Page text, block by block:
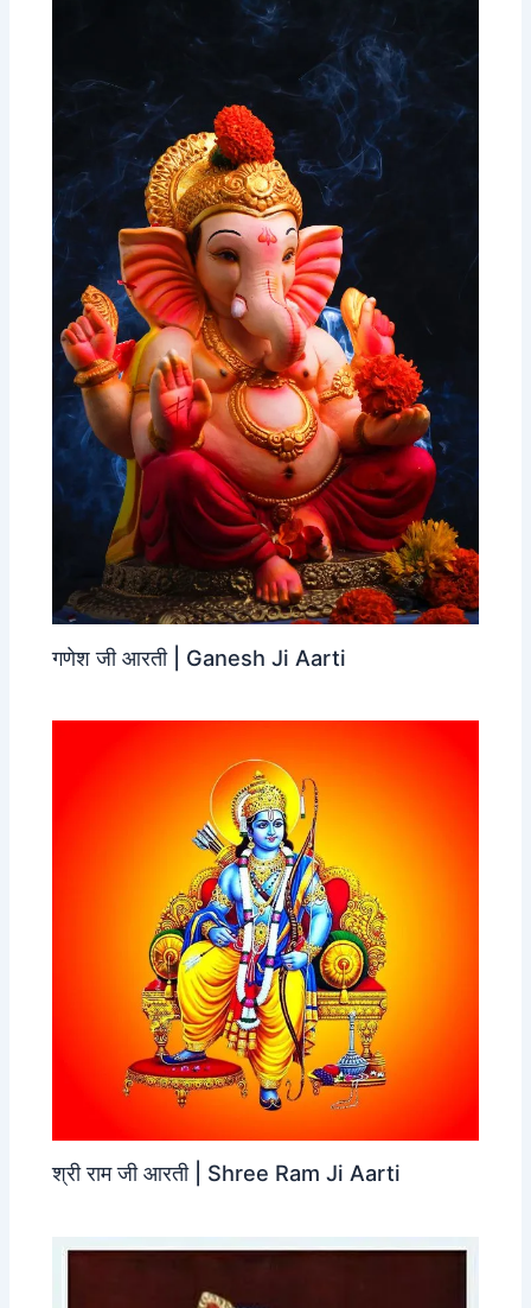
गणेश जी आरती | Ganesh Ji Aarti
श्री राम जी आरती | Shree Ram Ji Aarti